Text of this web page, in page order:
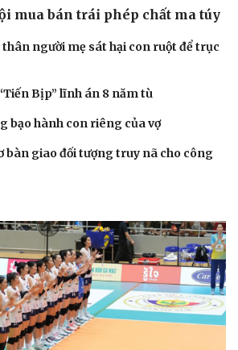
Podcast
Câu chuyện thời sự
Đọc truyện đêm khuya
Cửa sổ tình yêu
mua bán trái phép chất ma túy
người mẹ sát hại con ruột để trục
Bịp” lĩnh án 8 năm tù
bạo hành con riêng của vợ
bàn giao đối tượng truy nã cho công